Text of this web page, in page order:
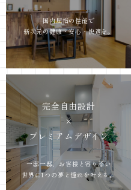
国内屈指の性能で
新次元の健康・安心・快適を。
完全自由設計
×
プレミアムデザイン
一邸一邸、お客様と寄り添い
世界に1つの夢と憧れを叶える。